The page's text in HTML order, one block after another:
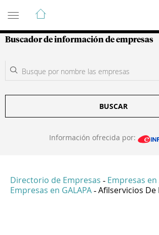
Guía de Empresas
Buscador de información de empresas
BUSCAR
Información ofrecida por:
Directorio de Empresas - Empresas en
Empresas en GALAPA - Afilservicios De